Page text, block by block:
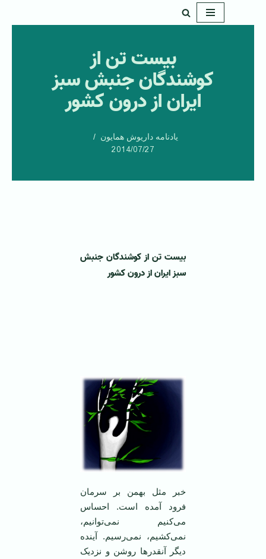
بیست تن از
کوشندگان جنبش سبز
ایران از درون کشور
یادنامه داریوش همایون
2014/07/27
بیست تن از کوشندگان جنبش
سبز ایران از درون کشور
خبر مثل بهمن بر سرمان
فرود آمده است. احساس
می‌کنیم نمی‌توانیم،
نمی‌کشیم، نمی‌رسیم. آینده
دیگر آنقدر‌ها روشن و نزدیک